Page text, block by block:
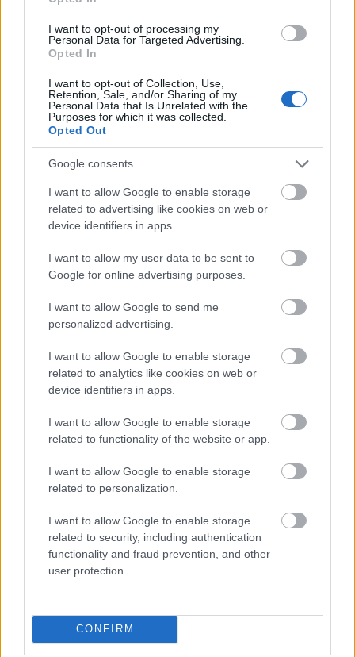
I want to opt-out of processing my
Personal Data for Targeted Advertising.
Opted In
I want to opt-out of Collection, Use,
Retention, Sale, and/or Sharing of my
Personal Data that Is Unrelated with the
Purposes for which it was collected.
Opted Out
Google consents
I want to allow Google to enable storage
related to advertising like cookies on web or
device identifiers in apps.
I want to allow my user data to be sent to
Google for online advertising purposes.
I want to allow Google to send me
personalized advertising.
I want to allow Google to enable storage
related to analytics like cookies on web or
device identifiers in apps.
I want to allow Google to enable storage
related to functionality of the website or app.
I want to allow Google to enable storage
related to personalization.
I want to allow Google to enable storage
related to security, including authentication
functionality and fraud prevention, and other
user protection.
CONFIRM
κουλτούρα της Λακωνίας συμβάλλουν στο ξεχωριστό
τοπίο της Αρεόπολης. Πρόκειται για έναν ιστορικό
οικισμό που έχει κριθεί διατηρητέος κρατώντας το
παραδοσιακό χρώμα της Μάνης.
από τα ωραιότερα παραθαλάσσια χωριά της Λακωνικής
Μάνης. Μην παραλείψετε να επισκεφθείτε και το Γύθειο
με το γραφικότατο λιμάνι και τα πολύχρωμα
νεοκλασικά, καθώς και τα περίφημα Σπήλαια Διρού.
Πληροφορίες